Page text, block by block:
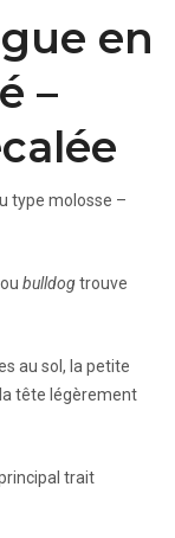
en
–
type molosse –
bulldogtrouve
au sol, la petite
tête légèrement
trait